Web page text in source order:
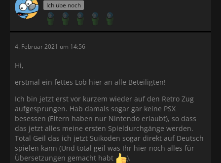
Ich übe noch
4. Februar 2021 um 14:56
Hi,
erstmal ein fettes Lob hier an alle Beteiligten!
Ich bin jetzt erst vor kurzem wieder auf den Retro Zug
aufgesprungen. Hab damals sogar gar keine PSX
besessen (Eltern haben nur Nintendo erlaubt), so dass
das jetzt alles meine ersten Spieldurchgänge werden.
Total Geil das ich jetzt Suikoden sogar direkt auf Deutsch
spielen kann (Und total geil was Ihr hier noch alles für
Übersetzungen gemacht habt
).